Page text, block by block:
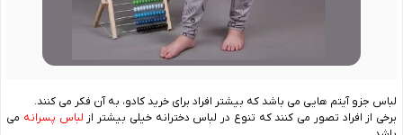
لباس جزو آیتم هایی می باشد که بیشتر افراد برای خرید کادو، به آن فکر می کنند.
برخی از افراد تصور می‌ کنند که تنوع در لباس دخترانه خیلی بیشتر از لباس پسرانه می‌